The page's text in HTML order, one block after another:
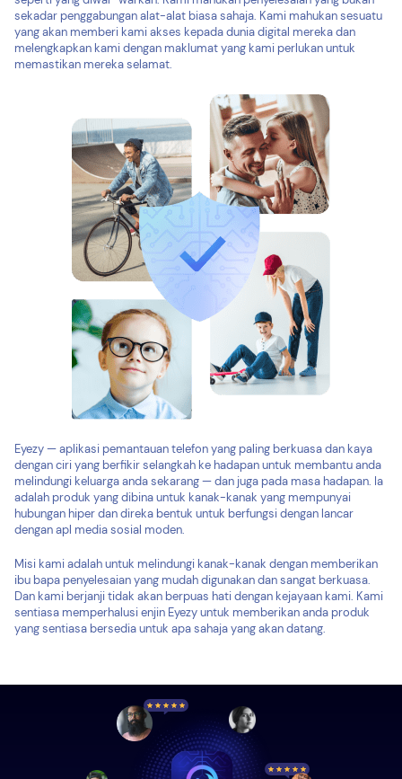
sekadar penggabungan alat-alat biasa sahaja. Kami mahukan sesuatu
yang akan memberi kami akses kepada dunia digital mereka dan
melengkapkan kami dengan maklumat yang kami perlukan untuk
memastikan mereka selamat.
Eyezy — aplikasi pemantauan telefon yang paling berkuasa dan kaya
dengan ciri yang berfikir selangkah ke hadapan untuk membantu anda
melindungi keluarga anda sekarang — dan juga pada masa hadapan. Ia
adalah produk yang dibina untuk kanak-kanak yang mempunyai
hubungan hiper dan direka bentuk untuk berfungsi dengan lancar
dengan apl media sosial moden.
Misi kami adalah untuk melindungi kanak-kanak dengan memberikan
ibu bapa penyelesaian yang mudah digunakan dan sangat berkuasa.
Dan kami berjanji tidak akan berpuas hati dengan kejayaan kami. Kami
sentiasa memperhalusi enjin Eyezy untuk memberikan anda produk
yang sentiasa bersedia untuk apa sahaja yang akan datang.